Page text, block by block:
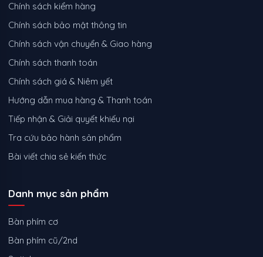
Chính sách kiểm hàng
Chính sách bảo mật thông tin
Chính sách vận chuyển & Giao hàng
Chính sách thanh toán
Chính sách giá & Niêm yết
Hướng dẫn mua hàng & Thanh toán
Tiếp nhận & Giải quyết khiếu nại
Tra cứu bảo hành sản phẩm
Bài viết chia sẻ kiến thức
Danh mục sản phẩm
Bàn phím cơ
Bàn phím cũ/2nd